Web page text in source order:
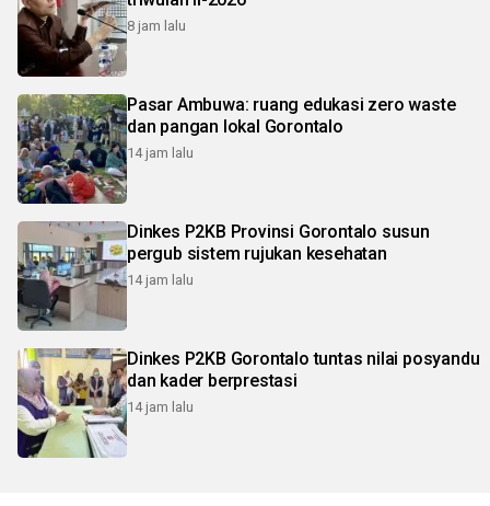
8 jam lalu
Pasar Ambuwa: ruang edukasi zero waste
dan pangan lokal Gorontalo
14 jam lalu
Dinkes P2KB Provinsi Gorontalo susun
pergub sistem rujukan kesehatan
14 jam lalu
Dinkes P2KB Gorontalo tuntas nilai posyandu
dan kader berprestasi
14 jam lalu